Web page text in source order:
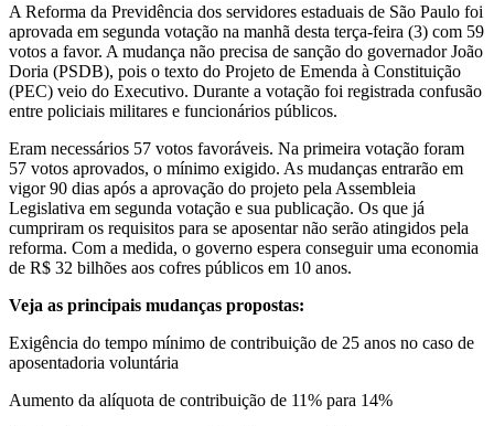
A Reforma da Previdência dos servidores estaduais de São Paulo foi
aprovada em segunda votação na manhã desta terça-feira (3) com 59
votos a favor. A mudança não precisa de sanção do governador João
Doria (PSDB), pois o texto do Projeto de Emenda à Constituição
(PEC) veio do Executivo. Durante a votação foi registrada confusão
entre policiais militares e funcionários públicos.
Eram necessários 57 votos favoráveis. Na primeira votação foram
57 votos aprovados, o mínimo exigido. As mudanças entrarão em
vigor 90 dias após a aprovação do projeto pela Assembleia
Legislativa em segunda votação e sua publicação. Os que já
cumpriram os requisitos para se aposentar não serão atingidos pela
reforma. Com a medida, o governo espera conseguir uma economia
de R$ 32 bilhões aos cofres públicos em 10 anos.
Veja as principais mudanças propostas:
Exigência do tempo mínimo de contribuição de 25 anos no caso de
aposentadoria voluntária
Aumento da alíquota de contribuição de 11% para 14%